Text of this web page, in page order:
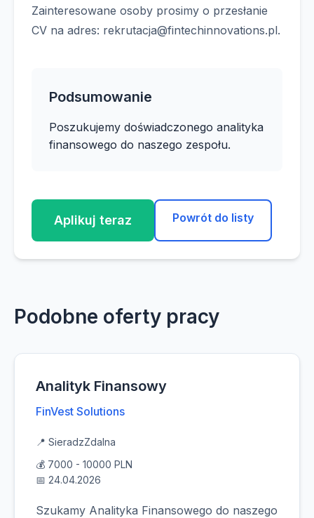
Zainteresowane osoby prosimy o przesłanie
CV na adres: rekrutacja@fintechinnovations.pl.
Podsumowanie
Poszukujemy doświadczonego analityka
finansowego do naszego zespołu.
Aplikuj teraz Powrót do listy
Podobne oferty pracy
Analityk Finansowy
FinVest Solutions
📍 SieradzZdalna
💰 7000 - 10000 PLN
📅 24.04.2026
Szukamy Analityka Finansowego do naszego